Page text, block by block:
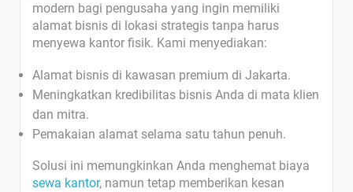
modern bagi pengusaha yang ingin memiliki
alamat bisnis di lokasi strategis tanpa harus
menyewa kantor fisik. Kami menyediakan:
Alamat bisnis di kawasan premium di Jakarta.
Meningkatkan kredibilitas bisnis Anda di mata klien
dan mitra.
Pemakaian alamat selama satu tahun penuh.
Solusi ini memungkinkan Anda menghemat biaya
sewa kantor, namun tetap memberikan kesan